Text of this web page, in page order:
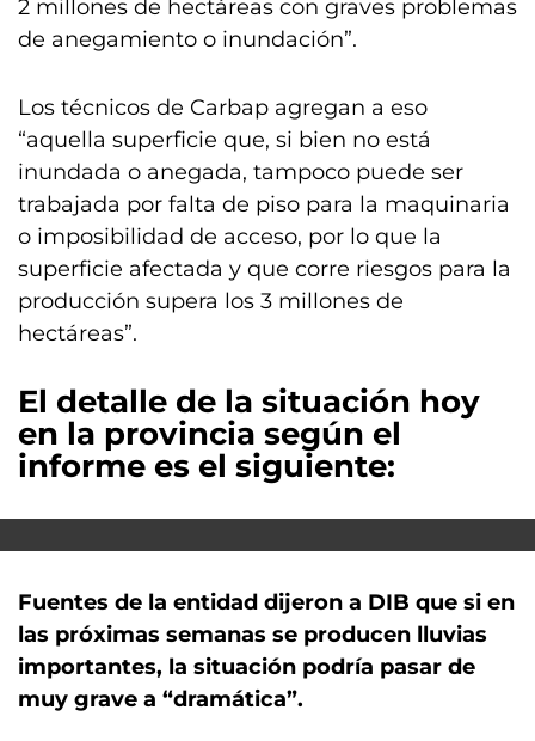
2 millones de hectáreas con graves problemas
de anegamiento o inundación”.
Los técnicos de Carbap agregan a eso
“aquella superficie que, si bien no está
inundada o anegada, tampoco puede ser
trabajada por falta de piso para la maquinaria
o imposibilidad de acceso, por lo que la
superficie afectada y que corre riesgos para la
producción supera los 3 millones de
hectáreas”.
El detalle de la situación hoy
en la provincia según el
informe es el siguiente:
Fuentes de la entidad dijeron a DIB que si en
las próximas semanas se producen lluvias
importantes, la situación podría pasar de
muy grave a “dramática”.